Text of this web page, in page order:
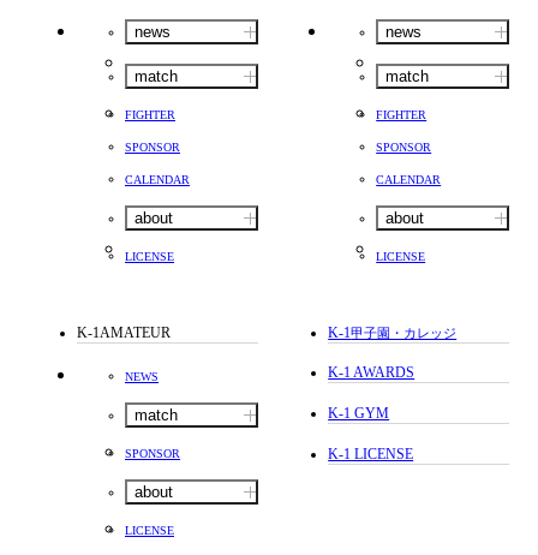
news
match
FIGHTER
SPONSOR
CALENDAR
about
LICENSE
news
match
FIGHTER
SPONSOR
CALENDAR
about
LICENSE
K-1AMATEUR
NEWS
match
SPONSOR
about
LICENSE
K-1甲子園・カレッジ
K-1 AWARDS
K-1 GYM
K-1 LICENSE